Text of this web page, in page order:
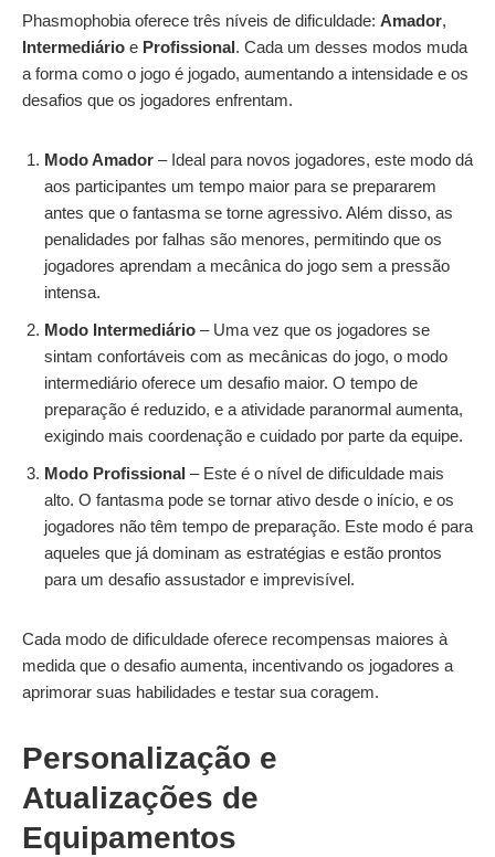
Phasmophobia oferece três níveis de dificuldade: Amador,
Intermediário e Profissional. Cada um desses modos muda
a forma como o jogo é jogado, aumentando a intensidade e os
desafios que os jogadores enfrentam.
Modo Amador – Ideal para novos jogadores, este modo dá
aos participantes um tempo maior para se prepararem
antes que o fantasma se torne agressivo. Além disso, as
penalidades por falhas são menores, permitindo que os
jogadores aprendam a mecânica do jogo sem a pressão
intensa.
Modo Intermediário – Uma vez que os jogadores se
sintam confortáveis com as mecânicas do jogo, o modo
intermediário oferece um desafio maior. O tempo de
preparação é reduzido, e a atividade paranormal aumenta,
exigindo mais coordenação e cuidado por parte da equipe.
Modo Profissional – Este é o nível de dificuldade mais
alto. O fantasma pode se tornar ativo desde o início, e os
jogadores não têm tempo de preparação. Este modo é para
aqueles que já dominam as estratégias e estão prontos
para um desafio assustador e imprevisível.
Cada modo de dificuldade oferece recompensas maiores à
medida que o desafio aumenta, incentivando os jogadores a
aprimorar suas habilidades e testar sua coragem.
Personalização e
Atualizações de
Equipamentos